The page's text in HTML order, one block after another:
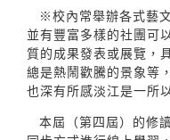
※校內常舉辦各式藝
並有豐富多樣的社團可
質的成果發表或展覽，
總是熱鬧歡騰的景象等
也深有所感淡江是一所
本屆（第四屆）的修